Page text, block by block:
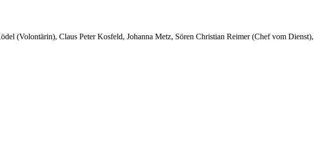
(Volontärin), Claus Peter Kosfeld, Johanna Metz, Sören Christian Reimer (Chef vom Dienst),